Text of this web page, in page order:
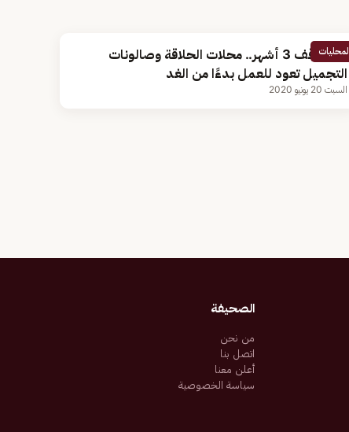
المحليات
بعد توقف 3 أشهر.. محلات الحلاقة وصالونات
التجميل تعود للعمل بدءًا من الغد
السبت 20 يونيو 2020
الصحيفة
من نحن
اتصل بنا
أعلن معنا
سياسة الخصوصية